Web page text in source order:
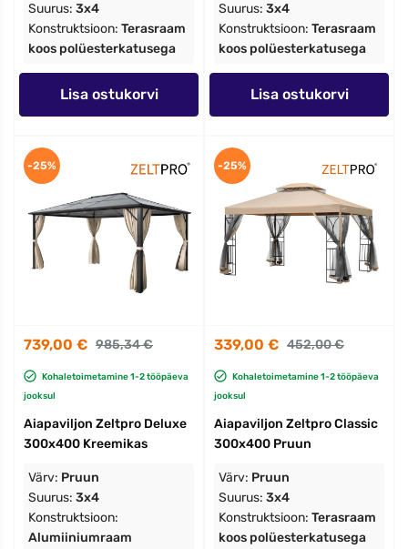
Suurus: 3x4
Konstruktsioon: Terasraam
koos polüesterkatusega
Lisa ostukorvi
Suurus: 3x4
Konstruktsioon: Terasraam
koos polüesterkatusega
Lisa ostukorvi
739,00 € 985,34 €
Kohaletoimetamine 1-2 tööpäeva
jooksul
Aiapaviljon Zeltpro Deluxe
300x400 Kreemikas
Värv: Pruun
Suurus: 3x4
Konstruktsioon:
Alumiiniumraam
-25%
339,00 € 452,00 €
Kohaletoimetamine 1-2 tööpäeva
jooksul
Aiapaviljon Zeltpro Classic
300x400 Pruun
Värv: Pruun
Suurus: 3x4
Konstruktsioon: Terasraam
koos polüesterkatusega
-25%